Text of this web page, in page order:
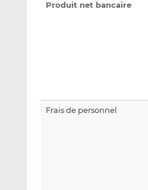
Produit net bancaire
Frais de personnel